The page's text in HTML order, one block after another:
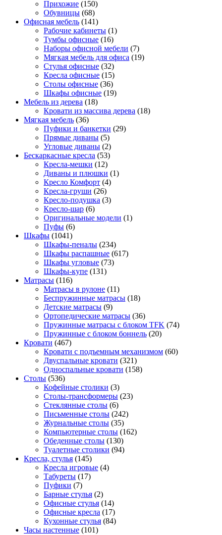
Прихожие (150)
Обувницы (68)
Офисная мебель (141)
Рабочие кабинеты (1)
Тумбы офисные (16)
Наборы офисной мебели (7)
Мягкая мебель для офиса (19)
Стулья офисные (32)
Кресла офисные (15)
Столы офисные (36)
Шкафы офисные (19)
Мебель из дерева (18)
Кровати из массива дерева (18)
Мягкая мебель (36)
Пуфики и банкетки (29)
Прямые диваны (5)
Угловые диваны (2)
Бескаркасные кресла (53)
Кресла-мешки (12)
Диваны и плюшки (1)
Кресло Комфорт (4)
Кресла-груши (26)
Кресло-подушка (3)
Кресло-шар (6)
Оригинальные модели (1)
Пуфы (6)
Шкафы (1041)
Шкафы-пеналы (234)
Шкафы распашные (617)
Шкафы угловые (73)
Шкафы-купе (131)
Матрасы (116)
Матрасы в рулоне (11)
Беспружинные матрасы (18)
Детские матрасы (9)
Ортопедические матрасы (36)
Пружинные матрасы с блоком TFK (74)
Пружинные с блоком боннель (20)
Кровати (467)
Кровати с подъемным механизмом (60)
Двуспальные кровати (321)
Односпальные кровати (158)
Столы (536)
Кофейные столики (3)
Столы-трансформеры (23)
Стеклянные столы (6)
Письменные столы (242)
Журнальные столы (35)
Компьютерные столы (162)
Обеденные столы (130)
Туалетные столики (94)
Кресла, стулья (145)
Кресла игровые (4)
Табуреты (17)
Пуфики (7)
Барные стулья (2)
Офисные стулья (14)
Офисные кресла (17)
Кухонные стулья (84)
Часы настенные (101)